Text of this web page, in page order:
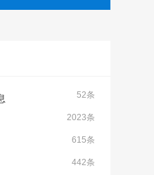
52条
2023条
615条
442条